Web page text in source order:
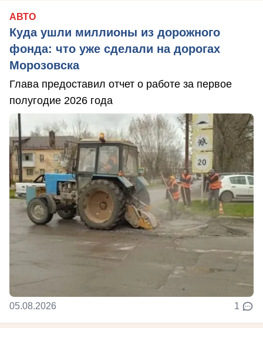
АВТО
Куда ушли миллионы из дорожного
фонда: что уже сделали на дорогах
Морозовска
Глава предоставил отчет о работе за первое
полугодие 2026 года
05.08.2026 1